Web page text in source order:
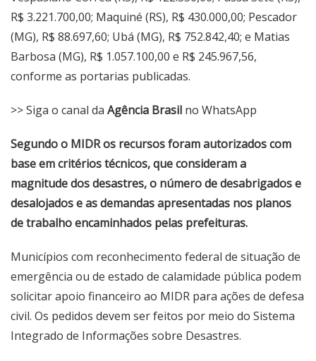
R$ 3.221.700,00; Maquiné (RS), R$ 430.000,00; Pescador
(MG), R$ 88.697,60; Ubá (MG), R$ 752.842,40; e Matias
Barbosa (MG), R$ 1.057.100,00 e R$ 245.967,56,
conforme as portarias publicadas.
>> Siga o canal da Agência Brasil no WhatsApp
Segundo o MIDR os recursos foram autorizados com
base em critérios técnicos, que consideram a
magnitude dos desastres, o número de desabrigados e
desalojados e as demandas apresentadas nos planos
de trabalho encaminhados pelas prefeituras.
Municípios com reconhecimento federal de situação de
emergência ou de estado de calamidade pública podem
solicitar apoio financeiro ao MIDR para ações de defesa
civil. Os pedidos devem ser feitos por meio do Sistema
Integrado de Informações sobre Desastres.